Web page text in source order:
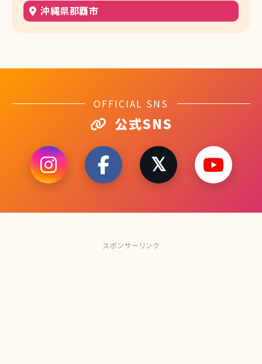
沖縄県那覇市
OFFICIAL SNS
公式SNS
スポンサーリンク